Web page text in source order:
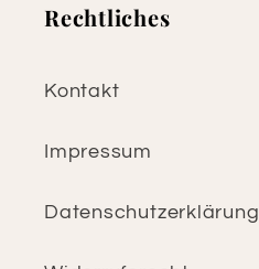
Rechtliches
Kontakt
Impressum
Datenschutzerklärung